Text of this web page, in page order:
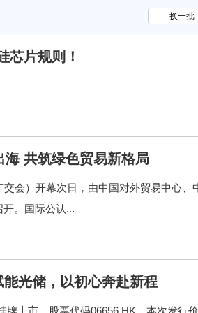
换一批
芯片规则！
共筑绿色贸易新格局
会）开幕次日，由中国对外贸易中心、
。国际公认...
光储，以初心奔赴新程
牌上市，股票代码06656.HK。本次发行价